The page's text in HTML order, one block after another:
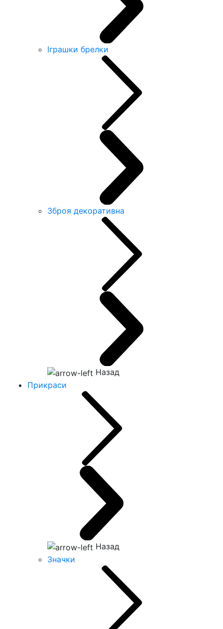
Іграшки брелки
Зброя декоративна
Назад
Прикраси
Назад
Значки